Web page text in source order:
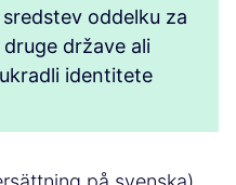
oddelku za
države ali
identitete